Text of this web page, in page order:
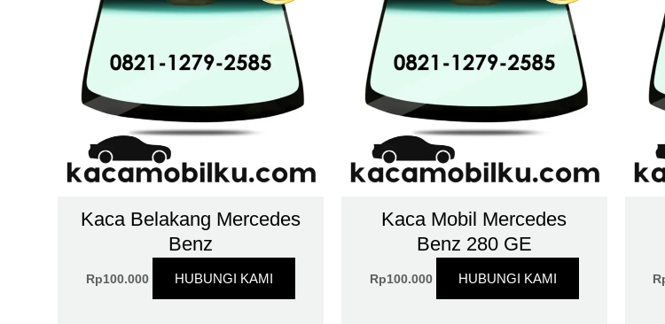
Kaca Belakang Mercedes
Benz
Rp100.000 HUBUNGI KAMI
Kaca Mobil Mercedes
Benz 280 GE
Rp100.000 HUBUNGI KAMI